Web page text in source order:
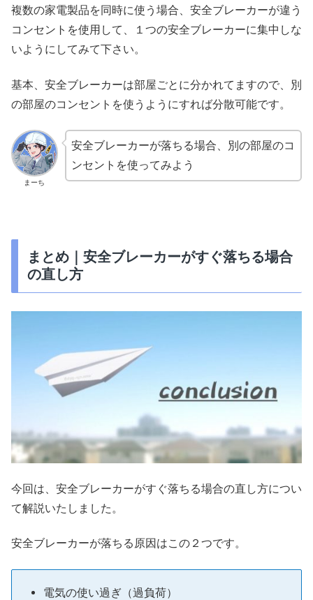
複数の家電製品を同時に使う場合、安全ブレーカーが違う
コンセントを使用して、１つの安全ブレーカーに集中しな
いようにしてみて下さい。
基本、安全ブレーカーは部屋ごとに分かれてますので、別
の部屋のコンセントを使うようにすれば分散可能です。
まーち
安全ブレーカーが落ちる場合、別の部屋のコ
ンセントを使ってみよう
まとめ｜安全ブレーカーがすぐ落ちる場合
の直し方
今回は、安全ブレーカーがすぐ落ちる場合の直し方につい
て解説いたしました。
安全ブレーカーが落ちる原因はこの２つです。
電気の使い過ぎ（過負荷）